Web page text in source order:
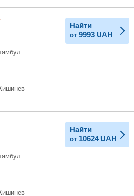
Найти
от 9993 UAH
Найти
от 10624 UAH